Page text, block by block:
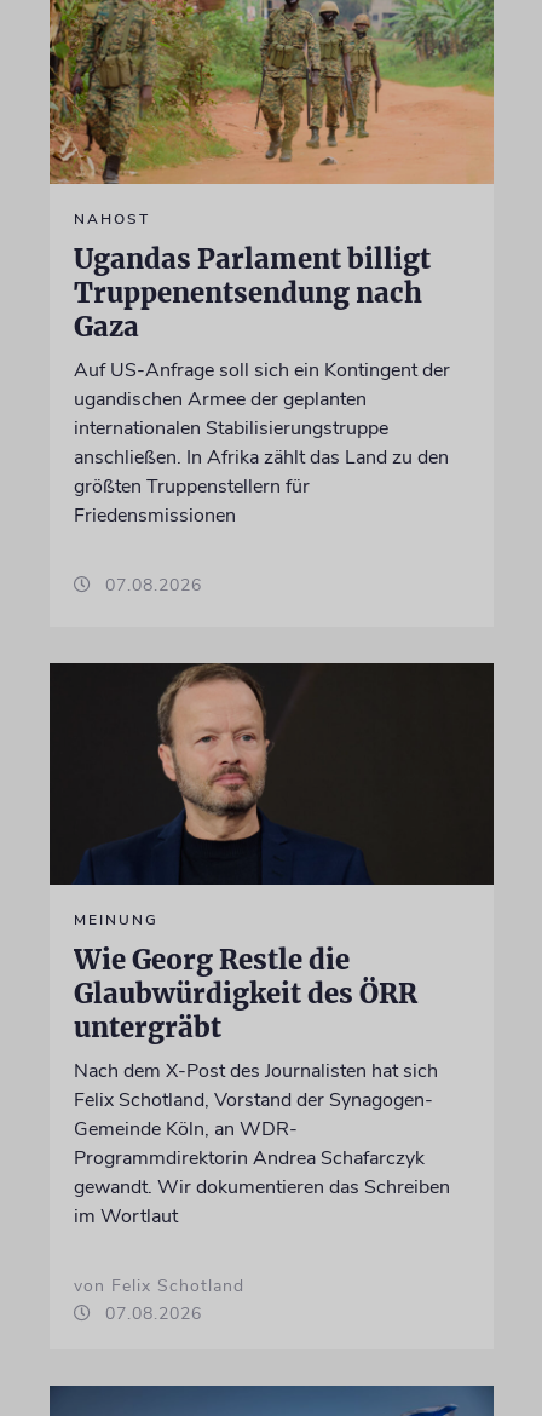
NAHOST
Ugandas Parlament billigt
Truppenentsendung nach
Gaza
Auf US-Anfrage soll sich ein Kontingent der
ugandischen Armee der geplanten
internationalen Stabilisierungstruppe
anschließen. In Afrika zählt das Land zu den
größten Truppenstellern für
Friedensmissionen
07.08.2026
MEINUNG
Wie Georg Restle die
Glaubwürdigkeit des ÖRR
untergräbt
Nach dem X-Post des Journalisten hat sich
Felix Schotland, Vorstand der Synagogen-
Gemeinde Köln, an WDR-
Programmdirektorin Andrea Schafarczyk
gewandt. Wir dokumentieren das Schreiben
im Wortlaut
von Felix Schotland
07.08.2026